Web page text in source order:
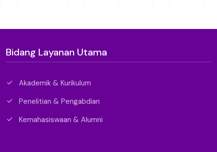
Bidang Layanan Utama
Akademik & Kurikulum
Penelitian & Pengabdian
Kemahasiswaan & Alumni